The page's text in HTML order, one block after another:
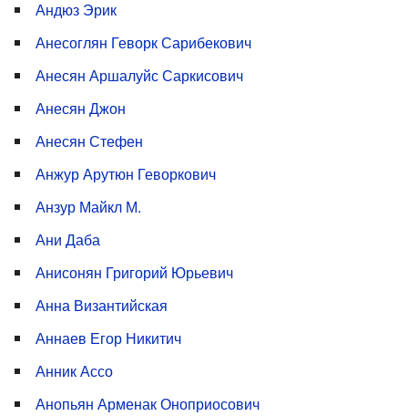
Андюз Эрик
Анесоглян Геворк Сарибекович
Анесян Аршалуйс Саркисович
Анесян Джон
Анесян Стефен
Анжур Арутюн Геворкович
Анзур Майкл М.
Ани Даба
Анисонян Григорий Юрьевич
Анна Византийская
Аннаев Егор Никитич
Анник Ассо
Анопьян Арменак Оноприосович